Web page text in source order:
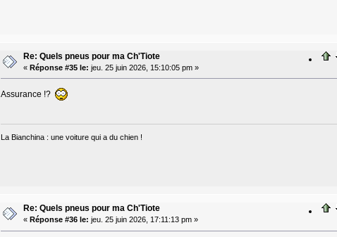
Re: Quels pneus pour ma Ch'Tiote
« Réponse #35 le: jeu. 25 juin 2026, 15:10:05 pm »
Assurance !?
La Bianchina : une voiture qui a du chien !
Re: Quels pneus pour ma Ch'Tiote
« Réponse #36 le: jeu. 25 juin 2026, 17:11:13 pm »